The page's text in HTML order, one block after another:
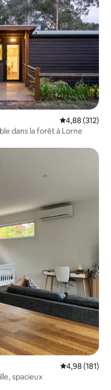
Évaluation
4,88 (312)
dans la forêt à Lorne
appréciés
Évaluation
4,98 (181)
spacieux